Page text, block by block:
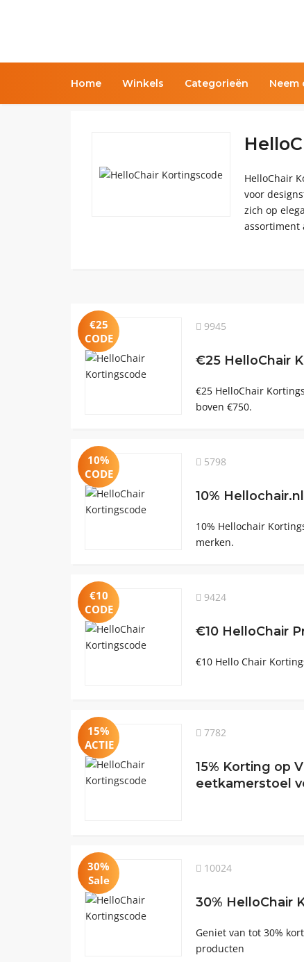
Home Winkels Categorieën Neem
HelloChair
voor
zich op
assortiment
€25
CODE
9945
€25 HelloChair
€25 HelloChair
boven €750.
10%
CODE
5798
10%
10% Hellochair
merken.
€10
CODE
9424
€10 HelloChair
€10 Hello Chair
15%
ACTIE
7782
15% Korting op
eetkamerstoel
30%
Sale
10024
30% HelloChair
Geniet van tot 30%
producten